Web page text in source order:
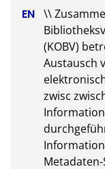
\\
(KOBV)
Austausch
zwisc